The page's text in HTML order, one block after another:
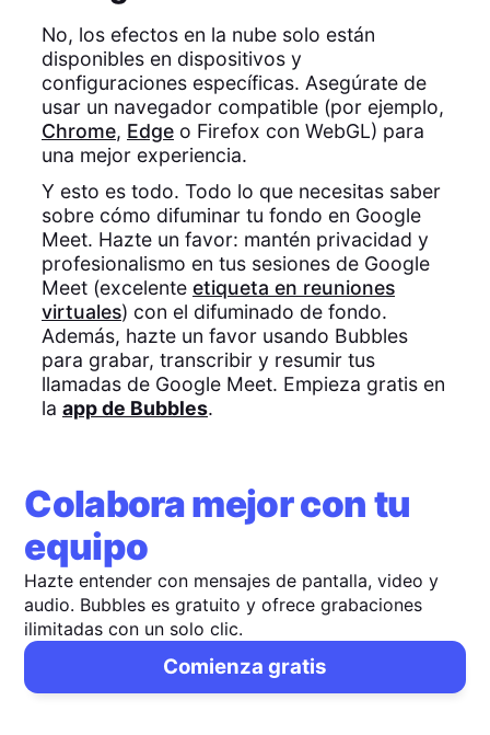
No, los efectos en la nube solo están
disponibles en dispositivos y
configuraciones específicas. Asegúrate de
usar un navegador compatible (por ejemplo,
Chrome, Edgeo Firefox con WebGL) para
una mejor experiencia.
Y esto es todo. Todo lo que necesitas saber
sobre cómo difuminar tu fondo en Google
Meet. Hazte un favor: mantén privacidad y
profesionalismo en tus sesiones de Google
Meet (excelente etiqueta en reuniones
virtuales) con el difuminado de fondo.
Además, hazte un favor usando Bubbles
para grabar, transcribir y resumir tus
llamadas de Google Meet. Empieza gratis en
la app de Bubbles.
Colabora mejor con tu
equipo
Hazte entender con mensajes de pantalla, video y
audio. Bubbles es gratuito y ofrece grabaciones
ilimitadas con un solo clic.
Comienza gratis